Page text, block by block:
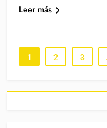
Leer más
1 2 3